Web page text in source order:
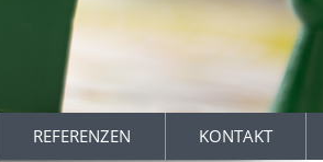
REFERENZEN KONTAKT